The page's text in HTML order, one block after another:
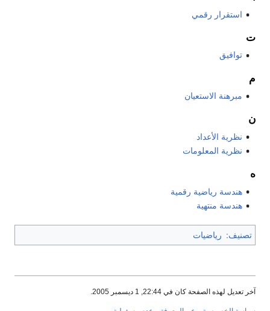
استقرار رقمي
ت
توافيق
م
مبرهنة الاستعيان
ن
نظرية الأعداد
نظرية المعلومات
ه
هندسة رياضية رقمية
هندسة منتهية
تصنيف: رياضيات
آخر تعديل لهذه الصفحة كان في 22:44, 1 ديسمبر 2005.